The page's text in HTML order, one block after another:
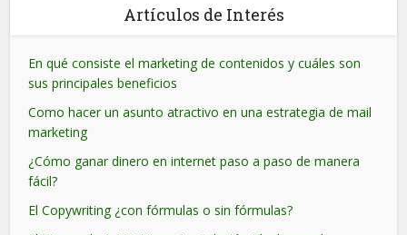
Artículos de Interés
En qué consiste el marketing de contenidos y cuáles son
sus principales beneficios
Como hacer un asunto atractivo en una estrategia de mail
marketing
¿Cómo ganar dinero en internet paso a paso de manera
fácil?
El Copywriting ¿con fórmulas o sin fórmulas?